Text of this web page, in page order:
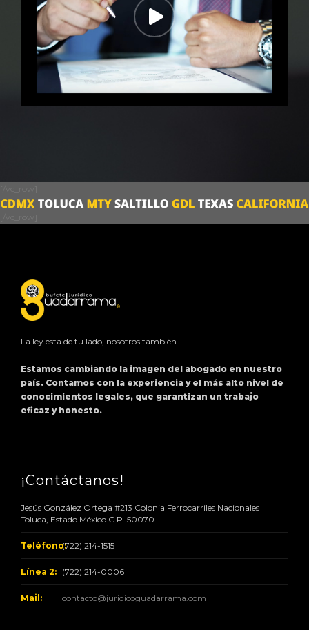
La ley está de tu lado, nosotros también.
Estamos cambiando la imagen del abogado en nuestro
país. Contamos con la experiencia y el más alto nivel de
conocimientos legales, que garantizan un trabajo
eficaz y honesto.
¡Contáctanos!
Jesús González Ortega #213 Colonia Ferrocarriles Nacionales
Toluca, Estado México C.P. 50070
Teléfono:(722) 214-1515
Línea 2: (722) 214-0006
Mail: contacto@juridicoguadarrama.com